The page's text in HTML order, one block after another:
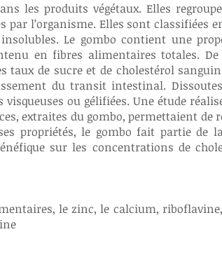
les produits végétaux. Elles
par l’organisme. Elles sont classifiées
Le gombo contient une
en fibres alimentaires totales. De
taux de sucre et de cholestérol
du transit intestinal.
ou gélifiées. Une étude
extraites du gombo, permettaient de
propriétés, le gombo fait partie de
sur les concentrations de
le zinc, le calcium,